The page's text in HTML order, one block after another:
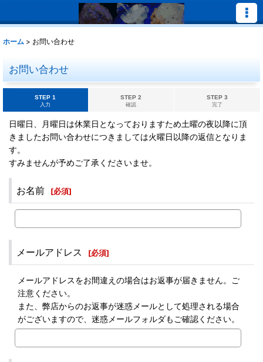
ホーム > お問い合わせ
お問い合わせ
STEP 1
入力
STEP 2
確認
STEP 3
完了
日曜日、月曜日は休業日となっておりますため土曜の夜以降に頂
きましたお問い合わせにつきましては火曜日以降の返信となりま
す。
すみませんが予めご了承くださいませ。
お名前 [必須]
メールアドレス [必須]
メールアドレスをお間違えの場合はお返事が届きません。ご
注意ください。
また、弊店からのお返事が迷惑メールとして処理される場合
がございますので、迷惑メールフォルダもご確認ください。